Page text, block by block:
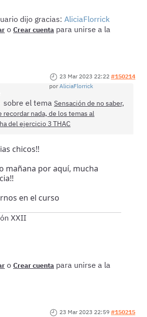
dijo gracias: AliciaFlorrick
o Crear cuenta para unirse a la
23 Mar 2023 22:22 #150214
porAliciaFlorrick
sobre el tema Sensación de no saber,
recordar nada, de los temas al
del ejercicio 3 THAC
chicos!!
mañana por aquí, mucha
en el curso
XXII
o Crear cuenta para unirse a la
23 Mar 2023 22:59 #150215